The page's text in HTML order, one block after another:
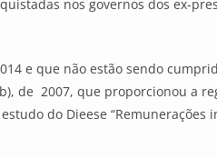
nos governos dos ex-
e que não estão sendo
de 2007, que proporcionou a
do Dieese